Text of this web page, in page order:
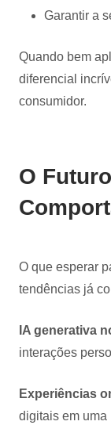
Garantir a
Quando bem
diferencial
consumidor.
O
O que esperar
tendências já
IA generativa
interações
Experiências
digitais em uma